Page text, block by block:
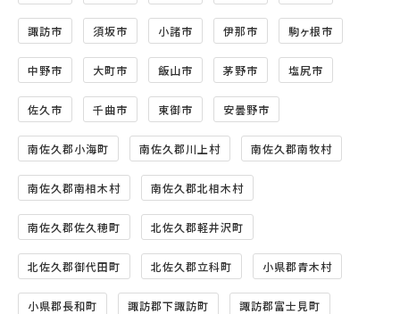
諏訪市 須坂市 小諸市 伊那市 駒ヶ根市
中野市 大町市 飯山市 茅野市 塩尻市
佐久市 千曲市 東御市 安曇野市
南佐久郡小海町 南佐久郡川上村 南佐久郡南牧村
南佐久郡南相木村 南佐久郡北相木村
南佐久郡佐久穂町 北佐久郡軽井沢町
北佐久郡御代田町 北佐久郡立科町 小県郡青木村
小県郡長和町 諏訪郡下諏訪町 諏訪郡富士見町